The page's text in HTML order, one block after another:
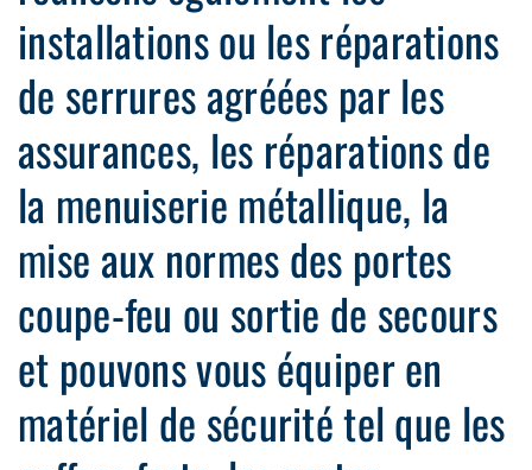
installations ou les réparations
de serrures agréées par les
assurances, les réparations de
la menuiserie métallique, la
mise aux normes des portes
coupe-feu ou sortie de secours
et pouvons vous équiper en
matériel de sécurité tel que les